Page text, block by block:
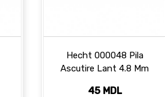
Hecht 000048 Pila
Ascutire Lant 4.8 Mm
45 MDL